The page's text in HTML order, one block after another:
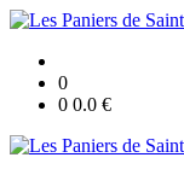
0
0 0.0 €